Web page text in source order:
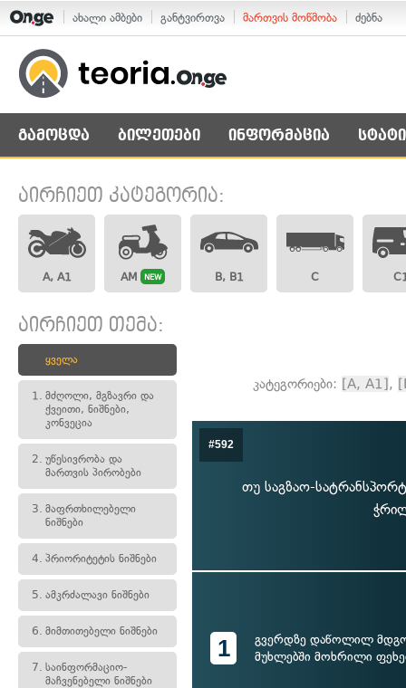
ახალი ამბები განტვირთვა მართვის მოწმობა ძებნა
გამოცდა ბილეთები ინფორმაცია
აირჩიეთ კატეგორია:
A, A1 AM NEW B, B1 C
აირჩიეთ თემა:
ყველა
1. მძღოლი, მგზავრი და
ქვეითი, ნიშნები,
კონვეცია
2. უწესივრობა და
მართვის პირობები
3. მაფრთხილებელი
ნიშნები
4. პრიორიტეტის ნიშნები
5. ამკრძალავი ნიშნები
6. მიმთითებელი ნიშნები
7. საინფორმაციო-
მაჩვენებელი ნიშნები
კატეგორიები: [A, A1],
#592
თუ საგზაო-
1
გვერდზე დაწოლილ
მუხლებში მოხრილი